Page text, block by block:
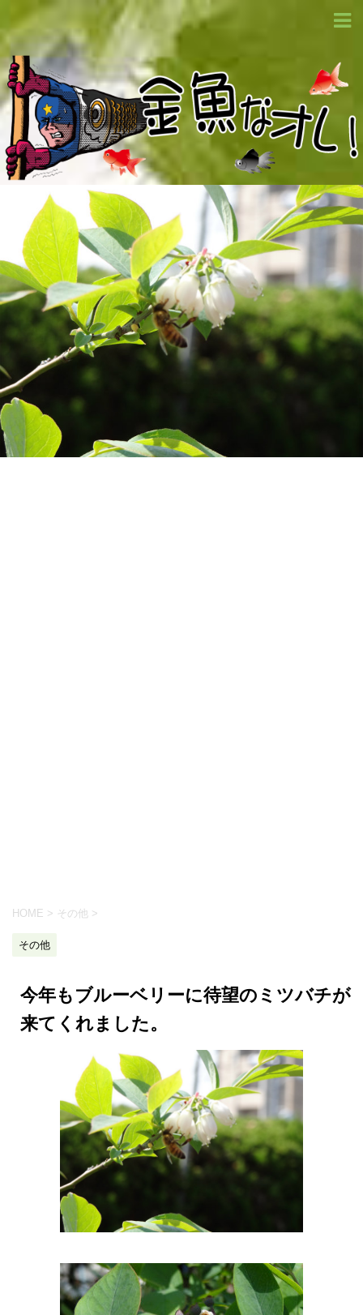
HOME > その他 >
その他
今年もブルーベリーに待望のミツバチが
来てくれました。